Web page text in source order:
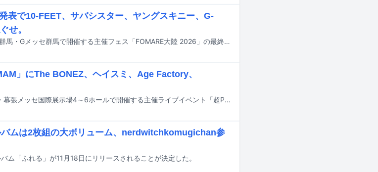
表で10-FEET、サバシスター、ヤングスキニー、G-
せ。
FOMAREが10月12日に地元の群馬・Gメッセ群馬で開催する主催フェス「FOMARE大陸 2026」の最終出演アーティストが発表された。
」にThe BONEZ、ヘイスミ、Age Factory、
SHADOWSが9月23日に千葉・幕張メッセ国際展示場4～6ホールで開催する主催ライブイベント「超PMAM」の全出演アーティストが発表された。
ムは2枚組の大ボリューム、nerdwitchkomugichan参
ム「ふれる」が11月18日にリリースされることが決定した。